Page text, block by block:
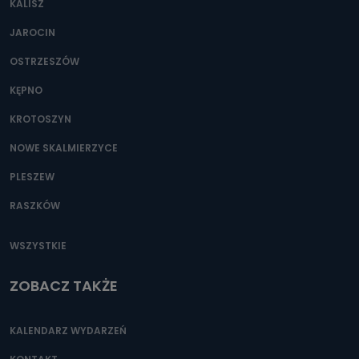
Można to zrobić pod numerem telefonu 62 735-51-05 lub
KALISZ
JAROCIN
OSTRZESZÓW
KĘPNO
KROTOSZYN
NOWE SKALMIERZYCE
PLESZEW
RASZKÓW
WSZYSTKIE
ZOBACZ TAKŻE
KALENDARZ WYDARZEŃ